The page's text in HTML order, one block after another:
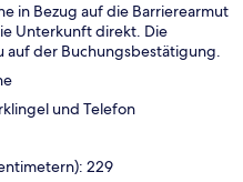
in Bezug auf die Barrierearmut
Unterkunft direkt. Die
auf der Buchungsbestätigung.
und Telefon
229